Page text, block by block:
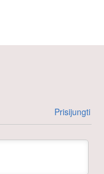
Prisijungti